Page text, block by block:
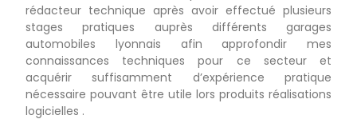
rédacteur technique après avoir effectué plusieurs
stages pratiques auprès différents garages
automobiles lyonnais afin approfondir mes
connaissances techniques pour ce secteur et
acquérir suffisamment d’expérience pratique
nécessaire pouvant être utile lors produits réalisations
logicielles .